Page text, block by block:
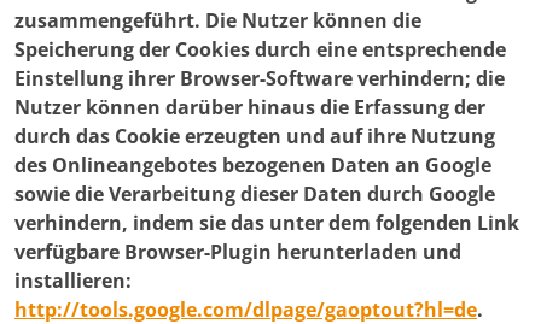
zusammengeführt. Die Nutzer können die
Speicherung der Cookies durch eine entsprechende
Einstellung ihrer Browser-Software verhindern; die
Nutzer können darüber hinaus die Erfassung der
durch das Cookie erzeugten und auf ihre Nutzung
des Onlineangebotes bezogenen Daten an Google
sowie die Verarbeitung dieser Daten durch Google
verhindern, indem sie das unter dem folgenden Link
verfügbare Browser-Plugin herunterladen und
installieren:
http://tools.google.com/dlpage/gaoptout?hl=de.